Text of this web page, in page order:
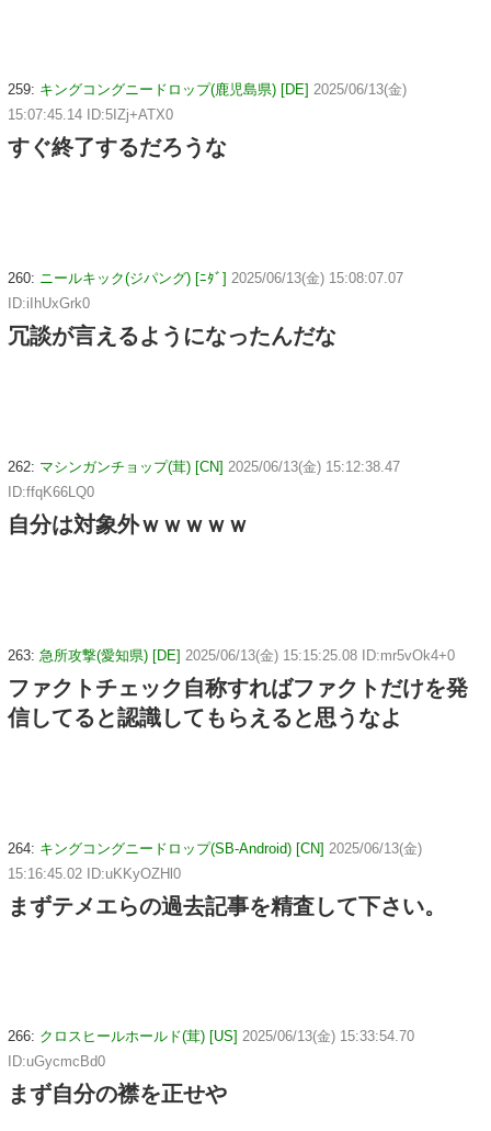
259: キングコングニードロップ(鹿児島県) [DE] 2025/06/13(金)
15:07:45.14 ID:5IZj+ATX0
すぐ終了するだろうな
260: ニールキック(ジパング) [ﾆﾀﾞ] 2025/06/13(金) 15:08:07.07
ID:iIhUxGrk0
冗談が言えるようになったんだな
262: マシンガンチョップ(茸) [CN] 2025/06/13(金) 15:12:38.47
ID:ffqK66LQ0
自分は対象外ｗｗｗｗｗ
263: 急所攻撃(愛知県) [DE] 2025/06/13(金) 15:15:25.08 ID:mr5vOk4+0
ファクトチェック自称すればファクトだけを発
信してると認識してもらえると思うなよ
264: キングコングニードロップ(SB-Android) [CN] 2025/06/13(金)
15:16:45.02 ID:uKKyOZHl0
まずテメエらの過去記事を精査して下さい。
266: クロスヒールホールド(茸) [US] 2025/06/13(金) 15:33:54.70
ID:uGycmcBd0
まず自分の襟を正せや